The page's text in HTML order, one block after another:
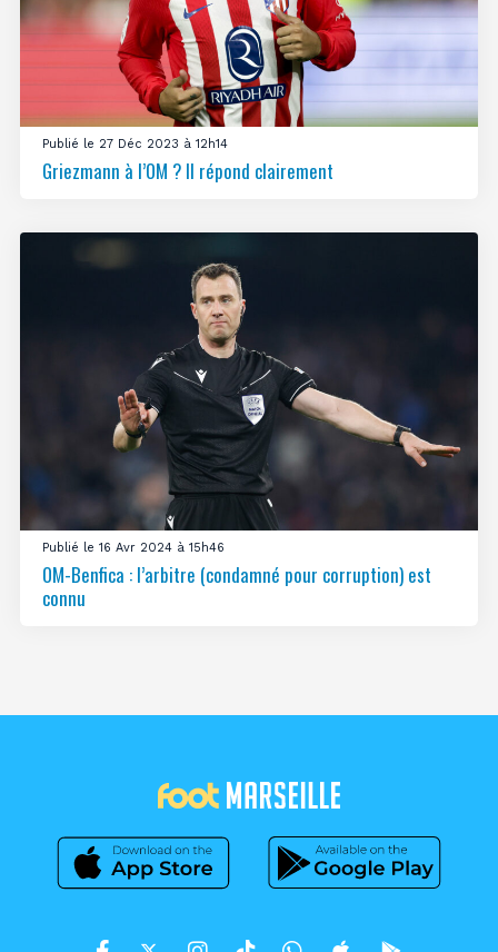
Publié le 27 Déc 2023 à 12h14
Griezmann à l’OM ? Il répond clairement
Publié le 16 Avr 2024 à 15h46
OM-Benfica : l’arbitre (condamné pour corruption) est
connu